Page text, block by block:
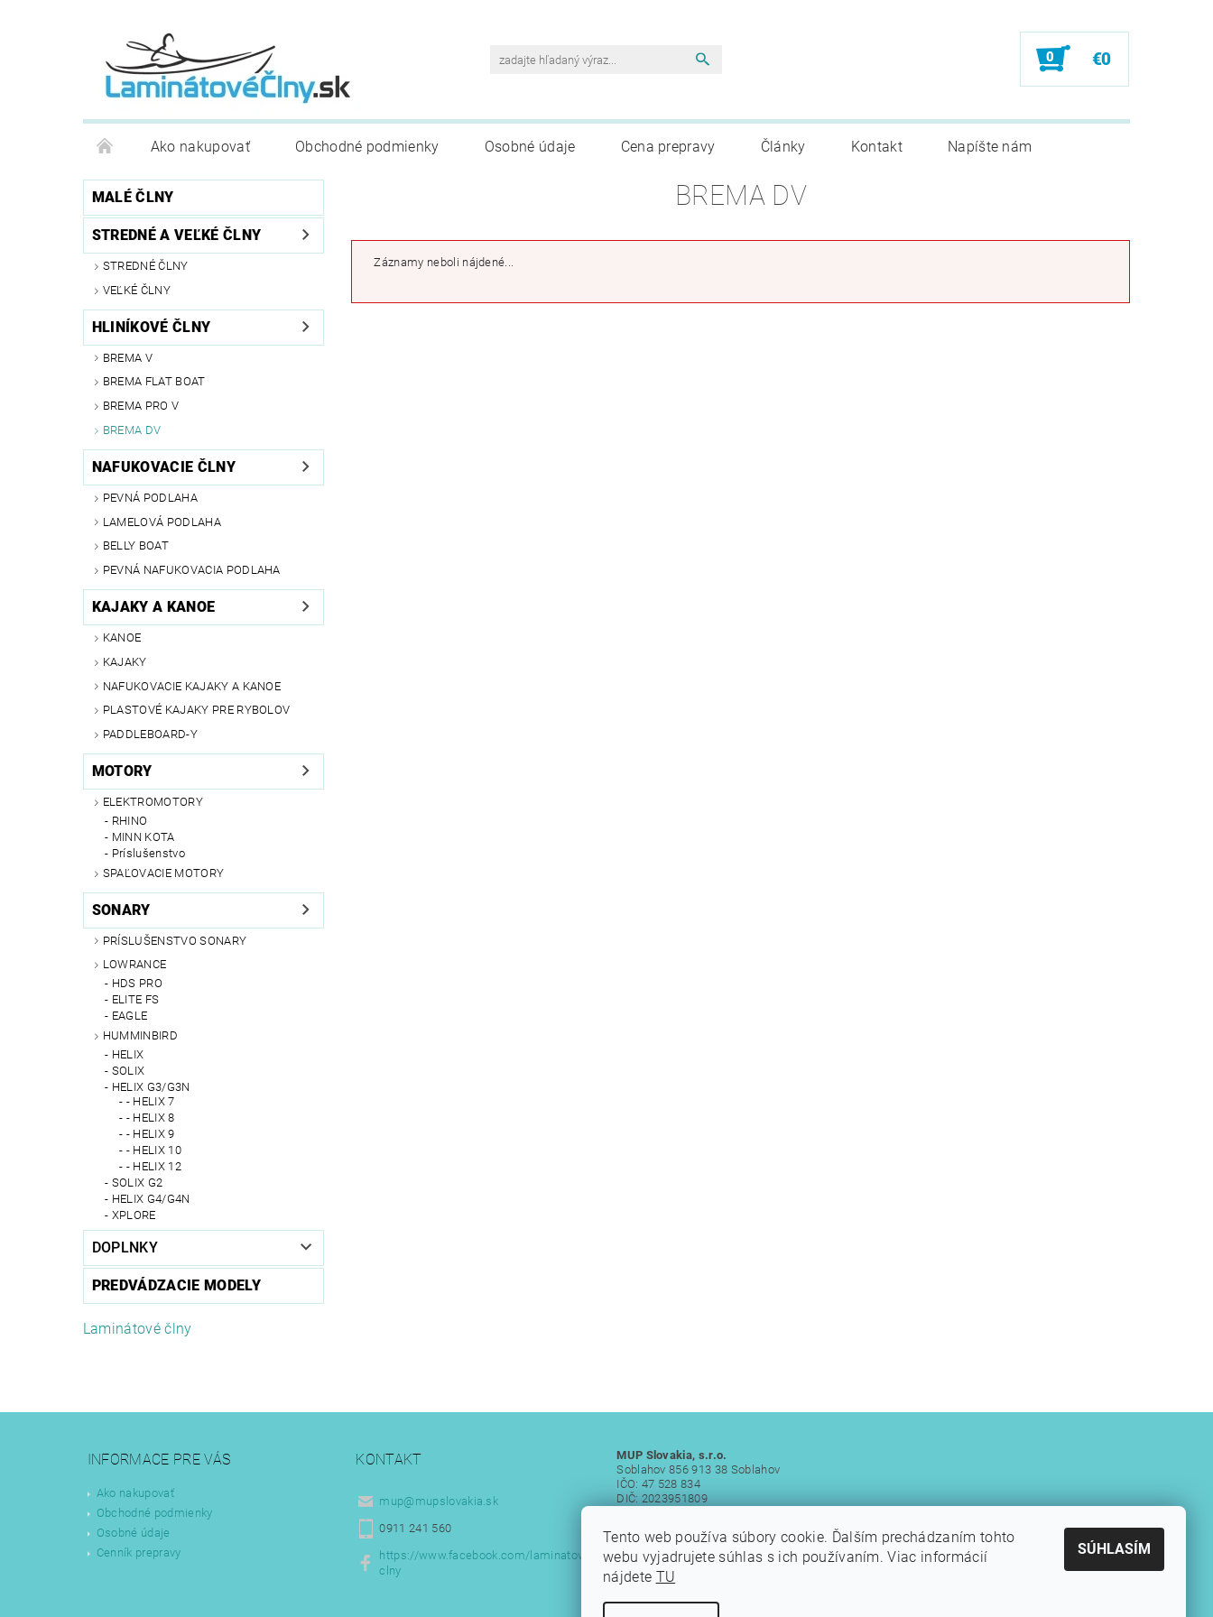
0 €0
Ako nakupovať Obchodné podmienky Osobné údaje Cena prepravy Články Kontakt Napíšte nám
MALÉ ČLNY
STREDNÉ A VEĽKÉ ČLNY
STREDNÉ ČLNY
VEĽKÉ ČLNY
HLINÍKOVÉ ČLNY
BREMA V
BREMA FLAT BOAT
BREMA PRO V
BREMA DV
NAFUKOVACIE ČLNY
PEVNÁ PODLAHA
LAMELOVÁ PODLAHA
BELLY BOAT
PEVNÁ NAFUKOVACIA PODLAHA
KAJAKY A KANOE
KANOE
KAJAKY
NAFUKOVACIE KAJAKY A KANOE
PLASTOVÉ KAJAKY PRE RYBOLOV
PADDLEBOARD-Y
MOTORY
ELEKTROMOTORY
RHINO
MINN KOTA
Príslušenstvo
SPAĽOVACIE MOTORY
SONARY
PRÍSLUŠENSTVO SONARY
LOWRANCE
HDS PRO
ELITE FS
EAGLE
HUMMINBIRD
HELIX
SOLIX
HELIX G3/G3N
- HELIX 7
- HELIX 8
- HELIX 9
- HELIX 10
- HELIX 12
SOLIX G2
HELIX G4/G4N
XPLORE
DOPLNKY
PREDVÁDZACIE MODELY
Laminátové člny
BREMA DV
Záznamy neboli nájdené...
INFORMACE PRE VÁS
Ako nakupovať
Obchodné podmienky
Osobné údaje
Cenník prepravy
KONTAKT
mup@ mupslovakia.sk
0911 241 560
https://www.facebook.com/laminatove
clny
MUP Slovakia, s.r.o.
Soblahov 856 913 38 Soblahov
IČO: 47 528 834
DIČ: 2023951809
Tento web používa súbory cookie. Ďalším prechádzaním tohto
webu vyjadrujete súhlas s ich používaním. Viac informácií
nájdete TU
SÚHLASÍM